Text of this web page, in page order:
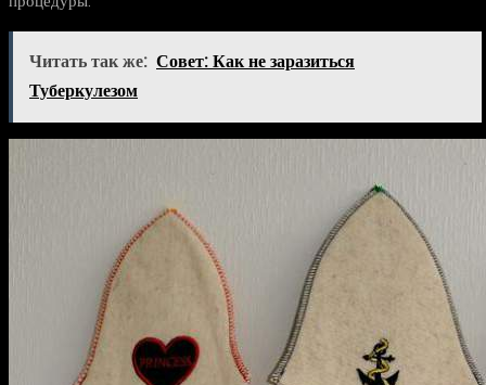
Читать так же: Совет: Как не заразиться
Туберкулезом